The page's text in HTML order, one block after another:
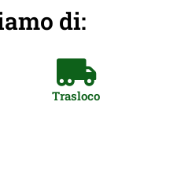
di:
Trasloco